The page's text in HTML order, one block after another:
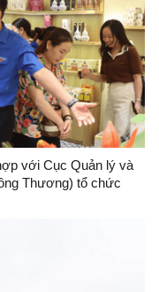
với Cục Quản lý và
Thương) tổ chức